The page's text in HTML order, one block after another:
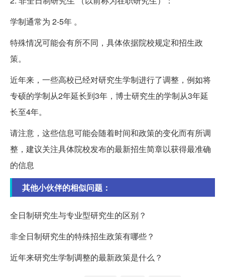
学制通常为 2-5年 。
特殊情况可能会有所不同，具体依据院校规定和招生政
策。
近年来，一些高校已经对研究生学制进行了调整，例如将
专硕的学制从2年延长到3年，博士研究生的学制从3年延
长至4年。
请注意，这些信息可能会随着时间和政策的变化而有所调
整，建议关注具体院校发布的最新招生简章以获得最准确
的信息
其他小伙伴的相似问题：
全日制研究生与专业型研究生的区别？
非全日制研究生的特殊招生政策有哪些？
近年来研究生学制调整的最新政策是什么？